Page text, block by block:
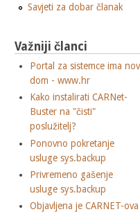
Savjeti za dobar članak
Važniji članci
Portal za sistemce ima
dom - www.hr
Kako instalirati CARNet-
Buster na "čisti"
poslužitelj?
Ponovno pokretanje
usluge sys.backup
Privremeno gašenje
usluge sys.backup
Objavljena je CARNET-ova